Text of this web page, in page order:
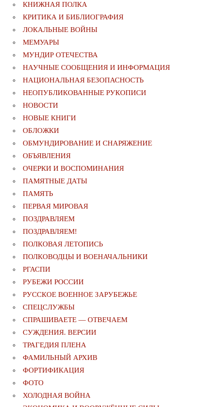
КНИЖНАЯ ПОЛКА
КРИТИКА И БИБЛИОГРАФИЯ
ЛОКАЛЬНЫЕ ВОЙНЫ
МЕМУАРЫ
МУНДИР ОТЕЧЕСТВА
НАУЧНЫЕ СООБЩЕНИЯ И ИНФОРМАЦИЯ
НАЦИОНАЛЬНАЯ БЕЗОПАСНОСТЬ
НЕОПУБЛИКОВАННЫЕ РУКОПИСИ
НОВОСТИ
НОВЫЕ КНИГИ
ОБЛОЖКИ
ОБМУНДИРОВАНИЕ И СНАРЯЖЕНИЕ
ОБЪЯВЛЕНИЯ
ОЧЕРКИ И ВОСПОМИНАНИЯ
ПАМЯТНЫЕ ДАТЫ
ПАМЯТЬ
ПЕРВАЯ МИРОВАЯ
ПОЗДРАВЛЯЕМ
ПОЗДРАВЛЯЕМ!
ПОЛКОВАЯ ЛЕТОПИСЬ
ПОЛКОВОДЦЫ И ВОЕНАЧАЛЬНИКИ
РГАСПИ
РУБЕЖИ РОССИИ
РУССКОЕ ВОЕННОЕ ЗАРУБЕЖЬЕ
СПЕЦСЛУЖБЫ
СПРАШИВАЕТЕ — ОТВЕЧАЕМ
СУЖДЕНИЯ. ВЕРСИИ
ТРАГЕДИЯ ПЛЕНА
ФАМИЛЬНЫЙ АРХИВ
ФОРТИФИКАЦИЯ
ФОТО
ХОЛОДНАЯ ВОЙНА